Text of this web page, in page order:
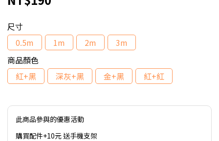
尺寸
0.5m
1m 2m
3m
商品顏色
紅+黑
深灰+黑 金+黑 紅+紅
此商品參與的優惠活動
購買配件+10元 送手機支架